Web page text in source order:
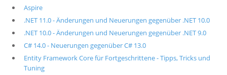
Aspire
.NET 11.0 - Änderungen und Neuerungen gegenüber .NET 10.0
.NET 10.0 - Änderungen und Neuerungen gegenüber .NET 9.0
C# 14.0 - Neuerungen gegenüber C# 13.0
Entity Framework Core für Fortgeschrittene - Tipps, Tricks und
Tuning